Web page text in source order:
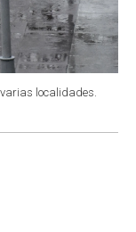
localidades.